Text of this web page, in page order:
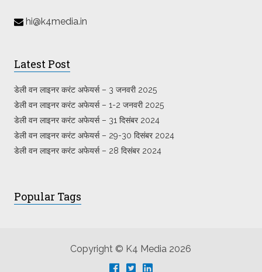
hi@k4media.in
Latest Post
डेली वन लाइनर करंट अफेयर्स – 3 जनवरी 2025
डेली वन लाइनर करंट अफेयर्स – 1-2 जनवरी 2025
डेली वन लाइनर करंट अफेयर्स – 31 दिसंबर 2024
डेली वन लाइनर करंट अफेयर्स – 29-30 दिसंबर 2024
डेली वन लाइनर करंट अफेयर्स – 28 दिसंबर 2024
Popular Tags
Copyright © K4 Media 2026